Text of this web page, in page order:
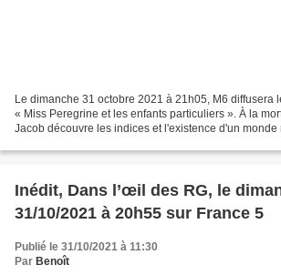
Le dimanche 31 octobre 2021 à 21h05, M6 diffusera
« Miss Peregrine et les enfants particuliers ». À la
Jacob découvre les indices et l'existence d'un monde
Inédit, Dans l’œil des RG, le
31/10/2021 à 20h55 sur France 5
Publié le 31/10/2021 à 11:30
Par Benoît